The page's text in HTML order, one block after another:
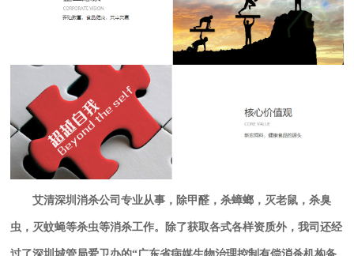
艾清深圳消杀公司专业从事，除甲醛，杀蟑螂，灭老鼠，杀臭
虫，灭蚊蝇等杀虫等消杀工作。除了获取各式各样资质外，我司还经